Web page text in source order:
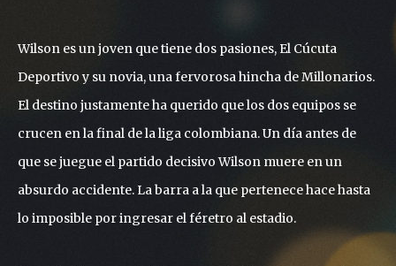
Wilson es un joven que tiene dos pasiones, El Cúcuta
Deportivo y su novia, una fervorosa hincha de Millonarios.
El destino justamente ha querido que los dos equipos se
crucen en la final de la liga colombiana. Un día antes de
que se juegue el partido decisivo Wilson muere en un
absurdo accidente. La barra a la que pertenece hace hasta
lo imposible por ingresar el féretro al estadio.